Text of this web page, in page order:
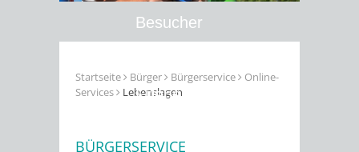
Besucher
Erleben
Startseite Bürger Bürgerservice
Online-
Services
Lebenslagen
BÜRGERSERVICE